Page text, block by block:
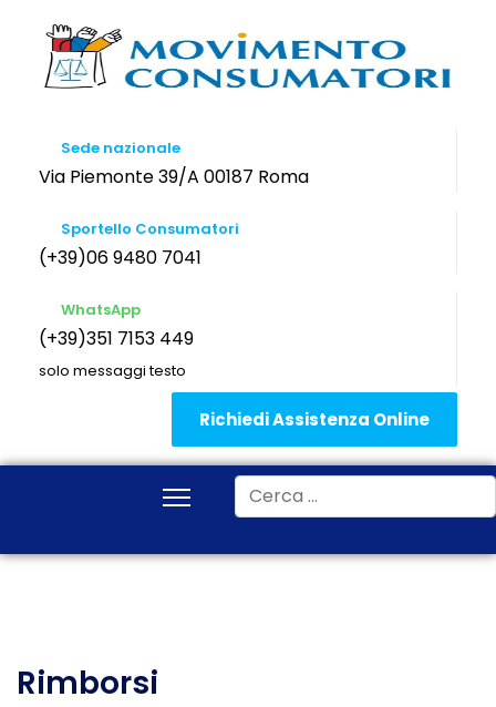
Sede nazionale
Via Piemonte 39/A 00187 Roma
Sportello Consumatori
(+39)06 9480 7041
WhatsApp
(+39)351 7153 449
solo messaggi testo
Richiedi Assistenza Online
Cerca
Rimborsi